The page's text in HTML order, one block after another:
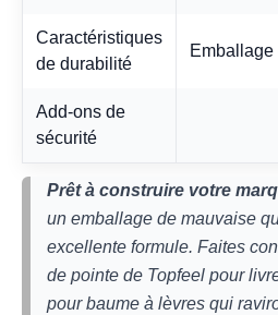
Caractéristiques
de durabilité
Add-ons de
sécurité
Prêt à construire votre
un emballage de mauvaise
excellente formule. Faites
de pointe de Topfeel pour
pour baume à lèvres qui